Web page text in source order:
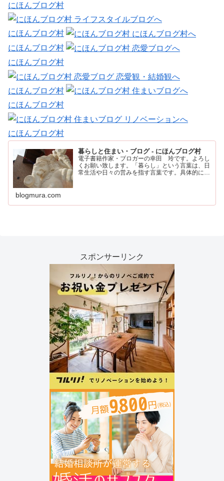
にほんブログ村
にほんブログ村
にほんブログ村
にほんブログ村
にほんブログ村
にほんブログ村
にほんブログ村
暮らしと住まい・ブログ - にほんブログ村
電子書籍作家・ブロガーの幸田 玲です。よろし
くお願い致します。「暮らし」という言葉は、日
常生活や日々の営みを指す言葉です。具体的に
blogmura.com
スポンサーリンク